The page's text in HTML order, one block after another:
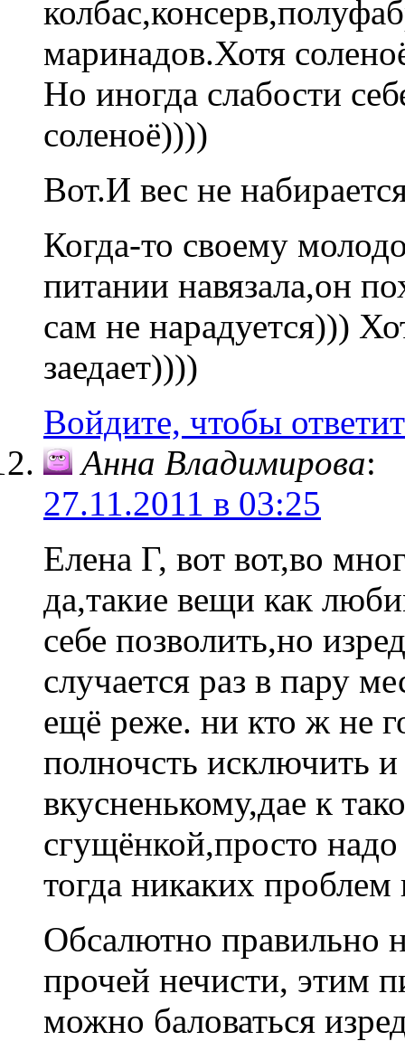
маринадов.Хотя
Но иногда слабости
соленоё))))
Вот.И вес не
Когда-то своему
питании навязала,он
сам не нарадуется)))
заедает))))
Войдите, чтобы
Анна Владимирова:
27.11.2011 в 03:25
Елена Г, вот вот,во
да,такие вещи как
себе позволить,но
случается раз в пару
ещё реже. ни кто ж не
полночсть исключить и
вкусненькому,дае к
сгущёнкой,просто надо
тогда никаких
Обсалютно правильно
прочей нечисти, этим
можно баловаться